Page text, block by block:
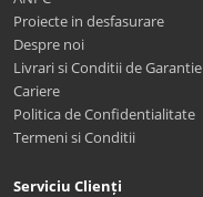
Proiecte in desfasurare
Despre noi
Livrari si Conditii de Garantie
Cariere
Politica de Confidentialitate
Termeni si Conditii
Serviciu Clienți